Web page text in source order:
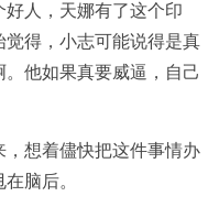
人，天娜有了这个印
得，小志可能说得是真
他如果真要威逼，自己
想着儘快把这件事情办
脑后。